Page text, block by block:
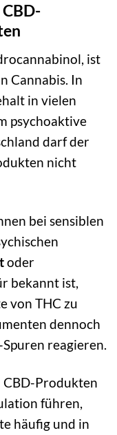
ist
Cannabis. In
in vielen
psychoaktive
darf der
nicht
bei sensiblen
oder
bekannt ist,
von THC zu
dennoch
reagieren.
CBD-Produkten
führen,
häufig und in